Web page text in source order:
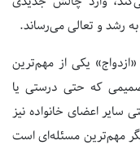
رشد و تعالی می‌رساند.
یکی از مهم‌ترین
که حتی درستی یا
سایر اعضای خانواده نیز
مهم‌ترین مسئله‌ای ا‌ست